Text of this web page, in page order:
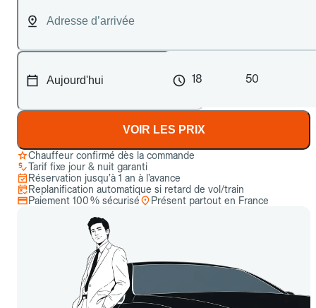
18 50
VOIR LES PRIX
Chauffeur confirmé dès la commande
Tarif fixe jour & nuit garanti
Réservation jusqu’à 1 an à l’avance
Replanification automatique si retard de vol/train
Paiement 100 % sécurisé
Présent partout en France